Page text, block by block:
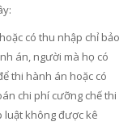
có thu nhập chỉ bảo
án, người mà họ có
thi hành án hoặc có
chi phí cưỡng chế thi
luật không được kê